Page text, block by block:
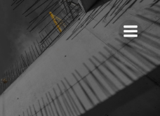
Zum
Inhalt
springen